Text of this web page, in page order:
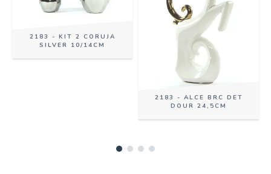
2183 - KIT 2 CORUJA
SILVER 10/14CM
2183 - ALCE BRC DET
DOUR 24,5CM